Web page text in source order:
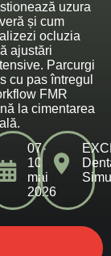
uzura
și cum
ocluzia
ajustări
Parcurgi
cu pas întregul
FMR
la cimentarea
07-
10
mai
2026